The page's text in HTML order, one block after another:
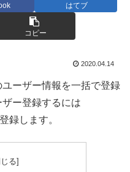
はてブ
コピー
2020.04.14
ーザー情報を一括で登録
ー登録するには
録します。